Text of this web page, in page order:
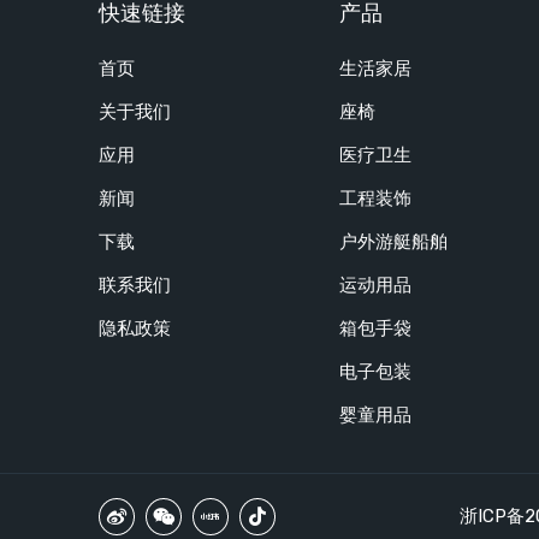
快速链接
首页
关于我们
应用
新闻
下载
联系我们
隐私政策
产品
生活家居
座椅
医疗卫生
工程装饰
户外游艇船舶
运动用品
箱包手袋
电子包装
婴童用品
浙ICP备